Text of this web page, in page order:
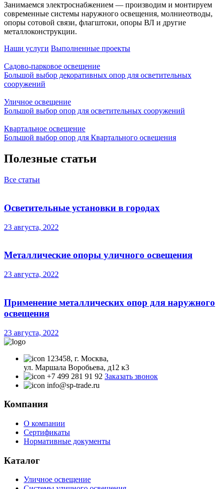
Занимаемся электроснабжением — производим и монтируем
современные системы наружного освещения, молниеотводы,
опоры сотовой связи, флагштоки, опоры ВЛ и другие
металлоконструкции.
Наши услуги Выполненные проекты
Садово-парковое освещение
Большой выбор декоративных опор для осветительных
сооружений
Уличное освещение
Большой выбор опор для осветительных сооружений
Квартальное освещение
Большой выбор опор для Квартального освещения
Полезные статьи
Все статьи
Осветительные установки в городах
23 августа, 2022
Металлические опоры уличного освещения
23 августа, 2022
Применение металлических опор для наружного
освещения
23 августа, 2022
123458, г. Москва,
ул. Маршала Воробьева, д12 к3
+7 499 281 91 92 Заказать звонок
info@sp-trade.ru
Компания
О компании
Сертификаты
Нормативные документы
Каталог
Уличное освещение